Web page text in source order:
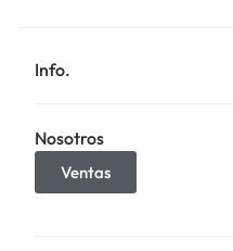
Info.
Nosotros
Ventas